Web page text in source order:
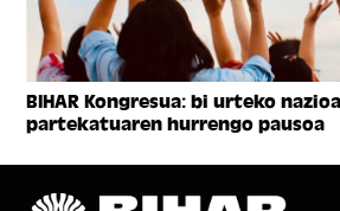
BIHAR Kongresua: bi urteko
partekatuaren hurrengo pausoa